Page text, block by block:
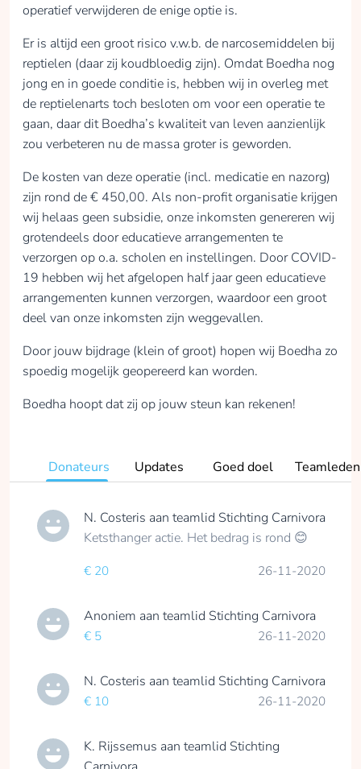
operatief verwijderen de enige optie is.
Er is altijd een groot risico v.w.b. de narcosemiddelen bij
reptielen (daar zij koudbloedig zijn). Omdat Boedha nog
jong en in goede conditie is, hebben wij in overleg met
de reptielenarts toch besloten om voor een operatie te
gaan, daar dit Boedha’s kwaliteit van leven aanzienlijk
zou verbeteren nu de massa groter is geworden.
De kosten van deze operatie (incl. medicatie en nazorg)
zijn rond de € 450,00. Als non-profit organisatie krijgen
wij helaas geen subsidie, onze inkomsten genereren wij
grotendeels door educatieve arrangementen te
verzorgen op o.a. scholen en instellingen. Door COVID-
19 hebben wij het afgelopen half jaar geen educatieve
arrangementen kunnen verzorgen, waardoor een groot
deel van onze inkomsten zijn weggevallen.
Door jouw bijdrage (klein of groot) hopen wij Boedha zo
spoedig mogelijk geopereerd kan worden.
Boedha hoopt dat zij op jouw steun kan rekenen!
Donateurs Updates Goed doel Teamleden
N. Costeris aan teamlid Stichting Carnivora
Ketsthanger actie. Het bedrag is rond 😊
€ 20 26-11-2020
Anoniem aan teamlid Stichting Carnivora
€ 5 26-11-2020
N. Costeris aan teamlid Stichting Carnivora
€ 10 26-11-2020
K. Rijssemus aan teamlid Stichting